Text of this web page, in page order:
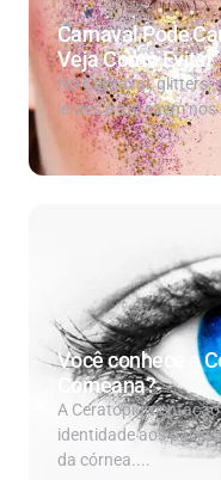
Carnaval Pode
Veja Como Evitar
No Carnaval, glitters,
lentes e até caem
Você conhece a
Corneana?
A
identidade aos
da córnea....